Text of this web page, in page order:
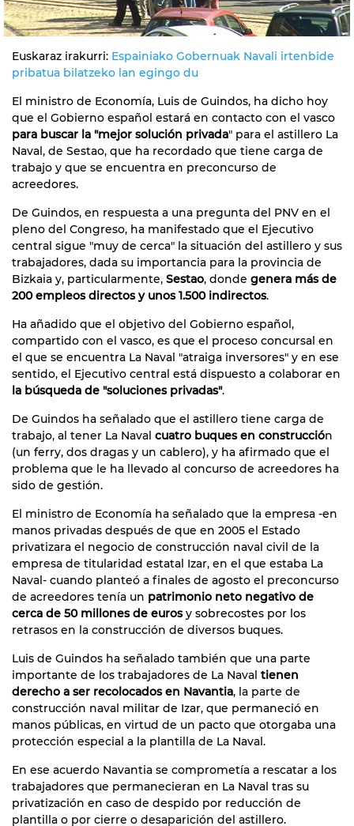
Euskaraz irakurri: Espainiako Gobernuak Navali irtenbide
pribatua bilatzeko lan egingo du
El ministro de Economía, Luis de Guindos, ha dicho hoy
que el Gobierno español estará en contacto con el vasco
para buscar la "mejor solución privada" para el astillero La
Naval, de Sestao, que ha recordado que tiene carga de
trabajo y que se encuentra en preconcurso de
acreedores.
De Guindos, en respuesta a una pregunta del PNV en el
pleno del Congreso, ha manifestado que el Ejecutivo
central sigue "muy de cerca" la situación del astillero y sus
trabajadores, dada su importancia para la provincia de
Bizkaia y, particularmente, Sestao, donde genera más de
200 empleos directos y unos 1.500 indirectos.
Ha añadido que el objetivo del Gobierno español,
compartido con el vasco, es que el proceso concursal en
el que se encuentra La Naval "atraiga inversores" y en ese
sentido, el Ejecutivo central está dispuesto a colaborar en
la búsqueda de "soluciones privadas".
De Guindos ha señalado que el astillero tiene carga de
trabajo, al tener La Naval cuatro buques en construcción
(un ferry, dos dragas y un cablero), y ha afirmado que el
problema que le ha llevado al concurso de acreedores ha
sido de gestión.
El ministro de Economía ha señalado que la empresa -en
manos privadas después de que en 2005 el Estado
privatizara el negocio de construcción naval civil de la
empresa de titularidad estatal Izar, en el que estaba La
Naval- cuando planteó a finales de agosto el preconcurso
de acreedores tenía un patrimonio neto negativo de
cerca de 50 millones de eurosy sobrecostes por los
retrasos en la construcción de diversos buques.
Luis de Guindos ha señalado también que una parte
importante de los trabajadores de La Naval tienen
derecho a ser recolocados en Navantia, la parte de
construcción naval militar de Izar, que permaneció en
manos públicas, en virtud de un pacto que otorgaba una
protección especial a la plantilla de La Naval.
En ese acuerdo Navantia se comprometía a rescatar a los
trabajadores que permanecieran en La Naval tras su
privatización en caso de despido por reducción de
plantilla o por cierre o desaparición del astillero.